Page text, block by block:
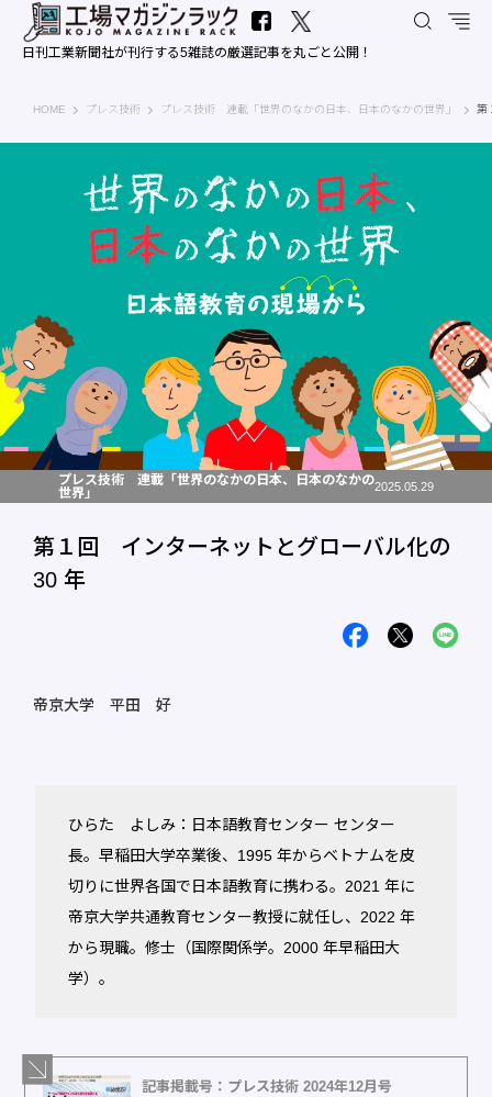
日刊工業新聞社が刊行する5雑誌の厳選記事を丸ごと公開！
HOME 工場マガジンラック｜日刊工業新聞社
プレス技術 プレス技術 連載「世界のなかの日本、日本のなかの世界」 第
プレス技術 連載「世界のなかの日本、日本のなかの
世界」
2025.05.29
第１回 インターネットとグローバル化の
30 年
帝京大学 平田 好
ひらた よしみ：日本語教育センター センター
長。早稲田大学卒業後、1995 年からベトナムを皮
切りに世界各国で日本語教育に携わる。2021 年に
帝京大学共通教育センター教授に就任し、2022 年
から現職。修士（国際関係学。2000 年早稲田大
学）。
記事掲載号：プレス技術 2024年12月号